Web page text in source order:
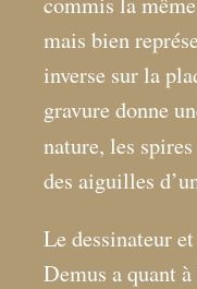
mais bien
inverse sur la
gravure donne
nature, les
des aiguilles
Le dessinateur
Demus a quant